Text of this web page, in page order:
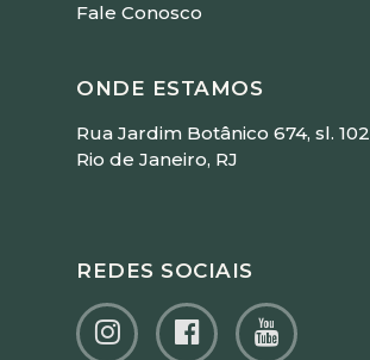
Fale Conosco
ONDE ESTAMOS
Rua Jardim Botânico 674, sl. 102
Rio de Janeiro, RJ
REDES SOCIAIS